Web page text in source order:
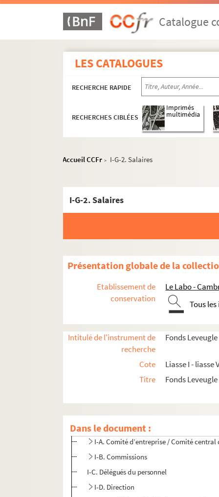
Catalogue
LES CATALOGUES
RECHERCHE RAPIDE
RECHERCHES CIBLÉES
Imprimés
multimédia
Accueil CCFr > I-G-2. Salaires
I-G-2. Salaires
Présentation globale de la
Etablissement de
conservation
Le Labo -
Tous
Intitulé de l'instrument de
recherche
Fonds Leveugle
Cote
Liasse I - liasse
Titre
Fonds Leveugle
Dans le document :
I. Administration
I-A. Comité d’entreprise / Comité central
I-B. Commissions
I-C. Délégués du personnel
I-D. Direction